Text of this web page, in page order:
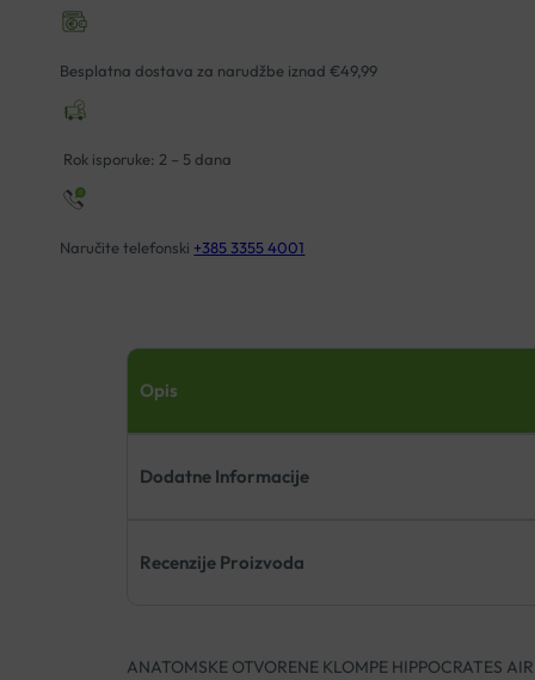
AIR
710
količina
Besplatna dostava za narudžbe iznad €49,99
Rok isporuke: 2 – 5 dana
Naručite telefonski +385 3355 4001
Opis
Dodatne Informacije
Recenzije Proizvoda
ANATOMSKE OTVORENE KLOMPE HIPPOCRATES